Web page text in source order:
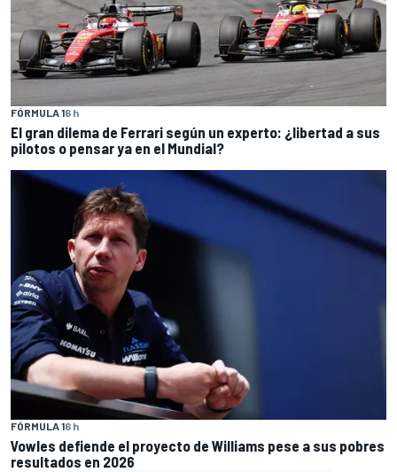
FÓRMULA 16 h
El gran dilema de Ferrari según un experto: ¿libertad a sus
pilotos o pensar ya en el Mundial?
FÓRMULA 16 h
Vowles defiende el proyecto de Williams pese a sus pobres
resultados en 2026